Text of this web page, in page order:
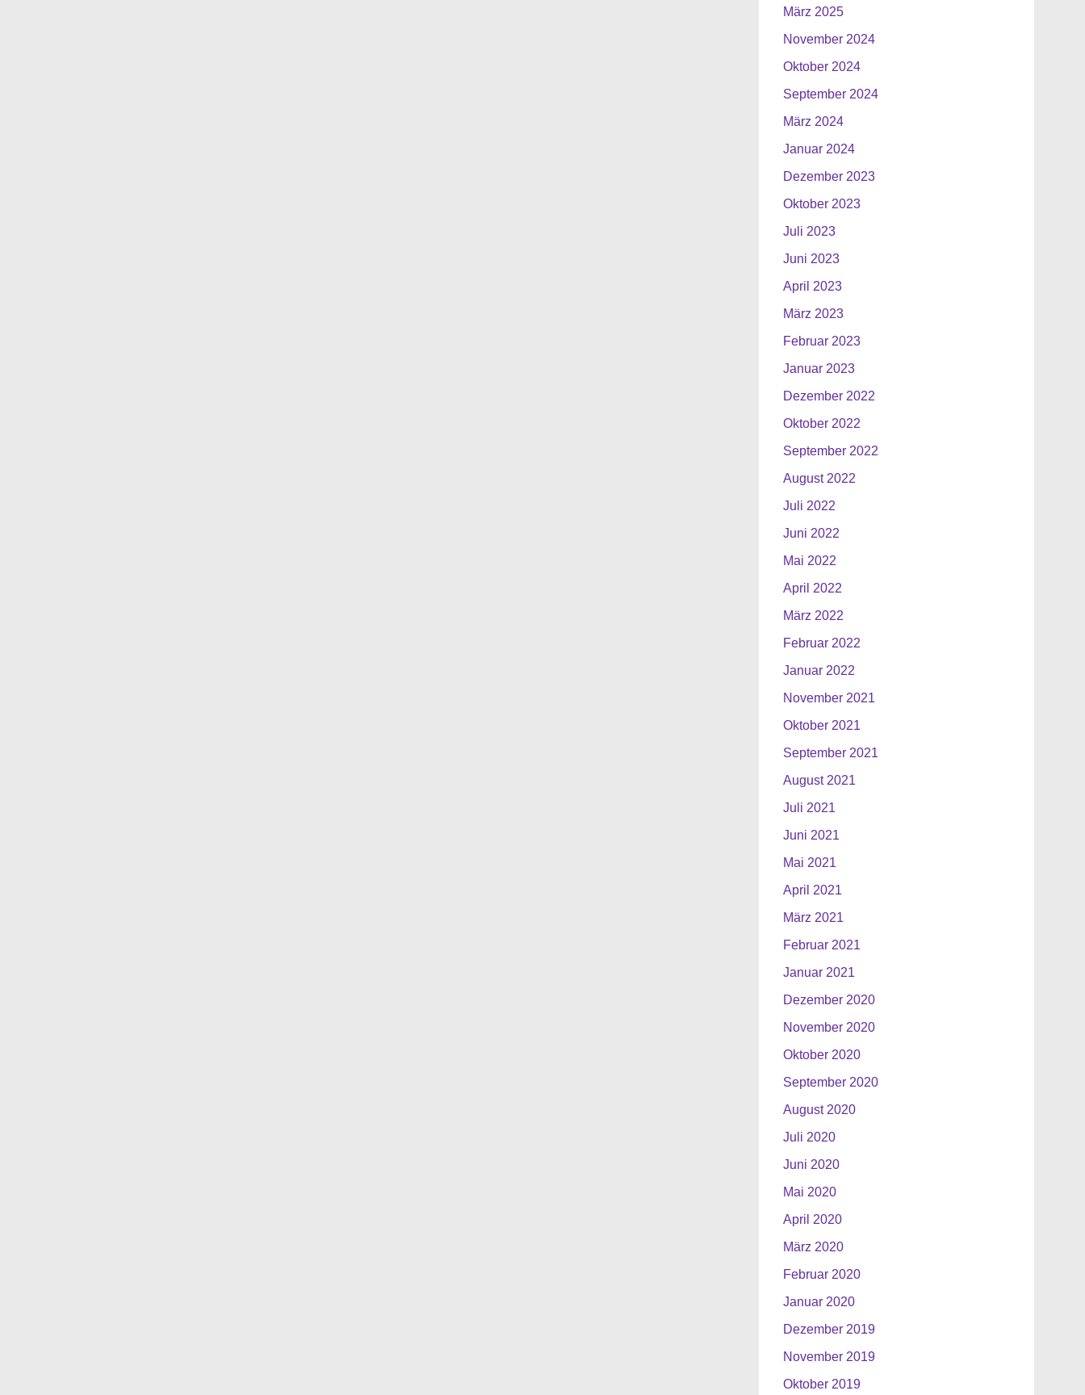
März 2025
November 2024
Oktober 2024
September 2024
März 2024
Januar 2024
Dezember 2023
Oktober 2023
Juli 2023
Juni 2023
April 2023
März 2023
Februar 2023
Januar 2023
Dezember 2022
Oktober 2022
September 2022
August 2022
Juli 2022
Juni 2022
Mai 2022
April 2022
März 2022
Februar 2022
Januar 2022
November 2021
Oktober 2021
September 2021
August 2021
Juli 2021
Juni 2021
Mai 2021
April 2021
März 2021
Februar 2021
Januar 2021
Dezember 2020
November 2020
Oktober 2020
September 2020
August 2020
Juli 2020
Juni 2020
Mai 2020
April 2020
März 2020
Februar 2020
Januar 2020
Dezember 2019
November 2019
Oktober 2019